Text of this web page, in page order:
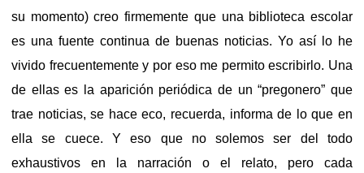
su momento) creo firmemente que una biblioteca escolar
es una fuente continua de buenas noticias. Yo así lo he
vivido frecuentemente y por eso me permito escribirlo. Una
de ellas es la aparición periódica de un “pregonero” que
trae noticias, se hace eco, recuerda, informa de lo que en
ella se cuece. Y eso que no solemos ser del todo
exhaustivos en la narración o el relato, pero cada